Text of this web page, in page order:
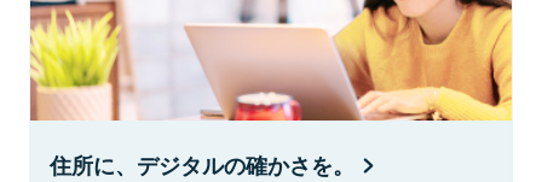
住所に、デジタルの確かさを。